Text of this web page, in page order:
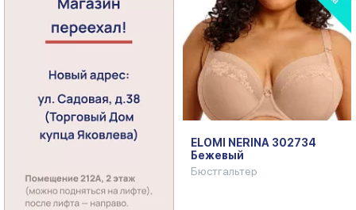
ELOMI NERINA 302734
Бежевый
Бюстгальтер